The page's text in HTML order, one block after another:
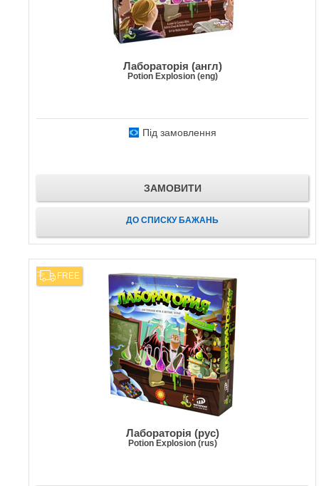
Лабораторія (англ)
Potion Explosion (eng)
Під замовлення
ЗАМОВИТИ
ДО СПИСКУ БАЖАНЬ
FREE
Лабораторія (рус)
Potion Explosion (rus)